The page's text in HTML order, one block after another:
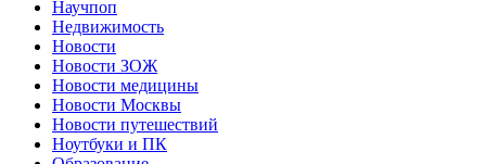
Научпоп
Недвижимость
Новости
Новости ЗОЖ
Новости медицины
Новости Москвы
Новости путешествий
Ноутбуки и ПК